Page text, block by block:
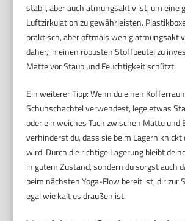
stabil, aber auch atmungsaktiv ist, um eine
Luftzirkulation zu gewährleisten.
praktisch, aber oftmals wenig
daher, in einen robusten Stoffbeutel zu
Matte vor Staub und Feuchtigkeit schützt.
Ein weiterer Tipp: Wenn du einen
Schuhschachtel verwendest, lege etwas
oder ein weiches Tuch zwischen Matte und
verhinderst du, dass sie beim Lagern knickt
wird. Durch die richtige Lagerung bleibt
in gutem Zustand, sondern du sorgst auch
beim nächsten Yoga-Flow bereit ist, dir zur
egal wie kalt es draußen ist.